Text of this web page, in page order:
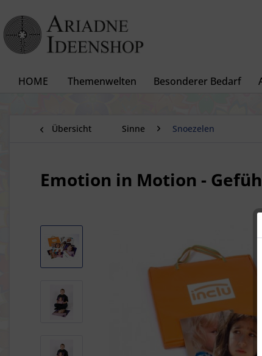
HOME Themenwelten Besonderer Bedarf
Übersicht Sinne Snoezelen
Emotion in Motion -